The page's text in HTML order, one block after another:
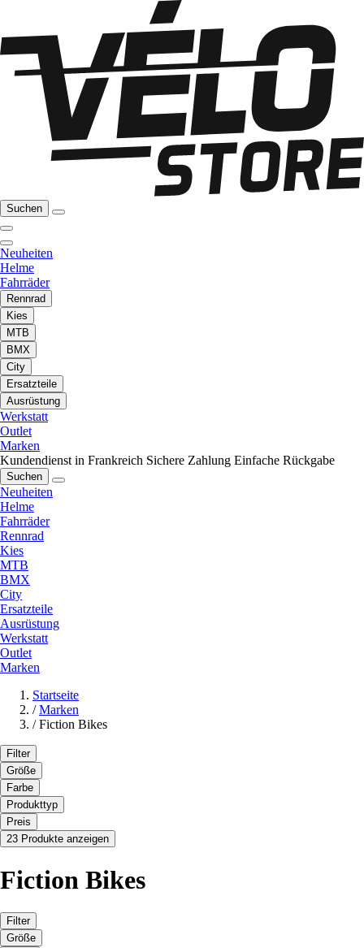
Suchen
Neuheiten
Helme
Fahrräder
Rennrad
Kies
MTB
BMX
City
Ersatzteile
Ausrüstung
Werkstatt
Outlet
Marken
Kundendienst in Frankreich Sichere Zahlung Einfache Rückgabe
Suchen
Neuheiten
Helme
Fahrräder
Rennrad
Kies
MTB
BMX
City
Ersatzteile
Ausrüstung
Werkstatt
Outlet
Marken
Startseite
/ Marken
/ Fiction Bikes
Filter
Größe
Farbe
Produkttyp
Preis
23 Produkte anzeigen
Fiction Bikes
Filter
Größe